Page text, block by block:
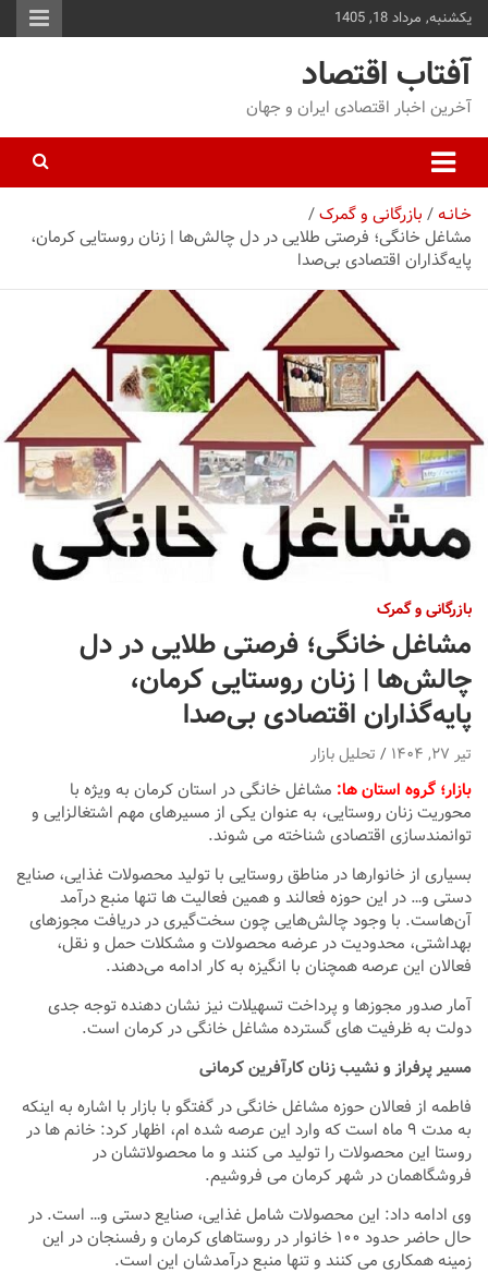
یکشنبه, مرداد 18, 1405
آفتاب اقتصاد
آخرین اخبار اقتصادی ایران و جهان
خـانـه بازرگانی و گمرک
مشاغل خانگی؛ فرصتی طلایی در دل چالش‌ها | زنان روستایی کرمان،
پایه‌گذاران اقتصادی بی‌صدا
بازرگانی و گمرک
مشاغل خانگی؛ فرصتی طلایی در دل
چالش‌ها | زنان روستایی کرمان،
پایه‌گذاران اقتصادی بی‌صدا
تیر ۲۷, ۱۴۰۴ تحلیل بازار
بازار؛ گروه استان ها:مشاغل خانگی در استان کرمان به ویژه با
محوریت زنان روستایی، به عنوان یکی از مسیرهای مهم اشتغالزایی و
توانمندسازی اقتصادی شناخته می ‌شوند.
بسیاری از خانوارها در مناطق روستایی با تولید محصولات غذایی، صنایع
‌دستی و… در این حوزه فعالند و همین فعالیت‌ ها تنها منبع درآمد
آن‌هاست. با وجود چالش‌هایی چون سخت‌گیری در دریافت مجوزهای
بهداشتی، محدودیت در عرضه محصولات و مشکلات حمل ‌و نقل،
فعالان این عرصه همچنان با انگیزه به کار ادامه می‌دهند.
آمار صدور مجوزها و پرداخت تسهیلات نیز نشان‌ دهنده توجه جدی
دولت به ظرفیت ‌های گسترده مشاغل خانگی در کرمان است.
مسیر پرفراز و نشیب زنان کارآفرین کرمانی
فاطمه از فعالان حوزه مشاغل خانگی در گفتگو با بازار با اشاره به اینکه
به مدت ۹ ماه است که وارد این عرصه شده ام، اظهار کرد: خانم ها در
روستا این محصولات را تولید می کنند و ما محصولاتشان در
فروشگاهمان در شهر کرمان می فروشیم.
وی ادامه داد: این محصولات شامل غذایی، صنایع دستی و… است. در
حال حاضر حدود ۱۰۰ خانوار در روستاهای کرمان و رفسنجان در این
زمینه همکاری می کنند و تنها منبع درآمدشان این است.